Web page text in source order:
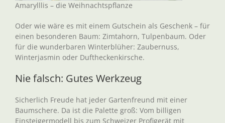
Amarylllis – die Weihnachtspflanze
Oder wie wäre es mit einem Gutschein als Geschenk – für
einen besonderen Baum: Zimtahorn, Tulpenbaum. Oder
für die wunderbaren Winterblüher: Zaubernuss,
Winterjasmin oder Duftheckenkirsche.
Nie falsch: Gutes Werkzeug
Sicherlich Freude hat jeder Gartenfreund mit einer
Baumschere. Da ist die Palette groß: Vom billigen
Einsteigermodell bis zum Schweizer Profigerät mit